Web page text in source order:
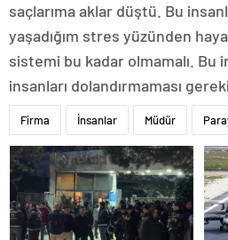
saçlarıma aklar düştü. Bu
yaşadığım stres yüzünden
sistemi bu kadar olmamalı. Bu
insanları dolandırmaması
Firma İnsanlar Müdür